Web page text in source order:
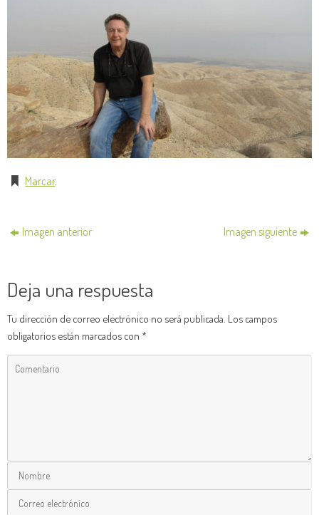
Marcar.
Imagen anterior Imagen siguiente
Deja una respuesta
Tu dirección de correo electrónico no será publicada. Los campos
obligatorios están marcados con *